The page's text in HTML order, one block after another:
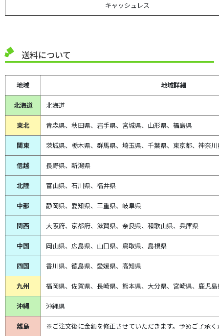
キャッシュレス
送料について
地域 地域詳細
北海道 北海道
東北 青森県、 秋田県、 岩手県、宮城県、山形県、福島県
関東 茨城県、栃木県、群馬県、埼玉県、千葉県、東京都、神奈
信越 長野県、新潟県
北陸 富山県、 石川県、 福井県
中部 静岡県、 愛知県、 三重県、 岐阜県
関西 大阪府、京都府、滋賀県、奈良県、和歌山県、兵庫県
中国 岡山県、広島県、山口県、鳥取県、島根県
四国 香川県、徳島県、愛媛県、高知県
九州 福岡県、佐賀県、長崎県、熊本県、大分県、宮崎県、鹿児
沖縄 沖縄県
離島 ※ご注文後に金額を修正させていただきます。予めご了承く